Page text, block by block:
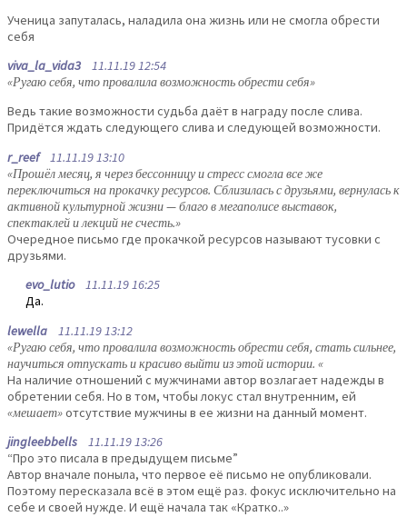
Ученица запуталась, наладила она жизнь или не смогла обрести
себя
viva_la_vida3 11.11.19 12:54
«Ругаю себя, что провалила возможность обрести себя»
Ведь такие возможности судьба даёт в награду после слива.
Придётся ждать следующего слива и следующей возможности.
r_reef11.11.19 13:10
«Прошёл месяц, я через бессонницу и стресс смогла все же
переключиться на прокачку ресурсов. Сблизилась с друзьями, вернулась к
активной культурной жизни — благо в мегаполисе выставок,
спектаклей и лекций не счесть.»
Очередное письмо где прокачкой ресурсов называют тусовки с
друзьями.
evo_lutio11.11.19 16:25
Да.
lewella 11.11.19 13:12
«Ругаю себя, что провалила возможность обрести себя, стать сильнее,
научиться отпускать и красиво выйти из этой истории. «
На наличие отношений с мужчинами автор возлагает надежды в
обретении себя. Но в том, чтобы локус стал внутренним, ей
«мешает»отсутствие мужчины в ее жизни на данный момент.
jingleebbells 11.11.19 13:26
“Про это писала в предыдущем письме”
Автор вначале поныла, что первое её письмо не опубликовали.
Поэтому пересказала всё в этом ещё раз. фокус исключительно на
себе и своей нужде. И ещё начала так «Кратко..»